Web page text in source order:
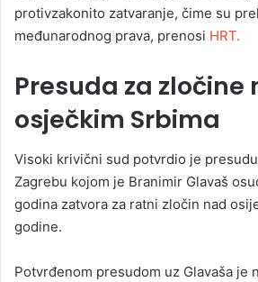
protivzakonito zatvaranje, čime su
međunarodnog prava, prenosi HRT.
Presuda za zločine
osječkim Srbima
Visoki krivični sud potvrdio je
Zagrebu kojom je Branimir Glavaš
godina zatvora za ratni zločin nad
godine.
Potvrđenom presudom uz Glavaša je